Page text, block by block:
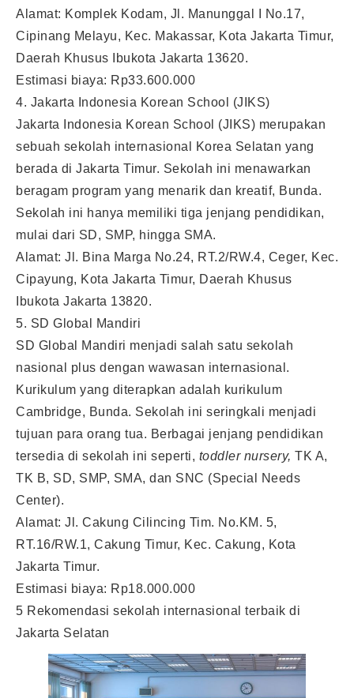
Alamat: Komplek Kodam, Jl. Manunggal I No.17,
Cipinang Melayu, Kec. Makassar, Kota Jakarta Timur,
Daerah Khusus Ibukota Jakarta 13620.
Estimasi biaya: Rp33.600.000
4. Jakarta Indonesia Korean School (JIKS)
Jakarta Indonesia Korean School (JIKS) merupakan
sebuah sekolah internasional Korea Selatan yang
berada di Jakarta Timur. Sekolah ini menawarkan
beragam program yang menarik dan kreatif, Bunda.
Sekolah ini hanya memiliki tiga jenjang pendidikan,
mulai dari SD, SMP, hingga SMA.
Alamat: Jl. Bina Marga No.24, RT.2/RW.4, Ceger, Kec.
Cipayung, Kota Jakarta Timur, Daerah Khusus
Ibukota Jakarta 13820.
5. SD Global Mandiri
SD Global Mandiri menjadi salah satu sekolah
nasional plus dengan wawasan internasional.
Kurikulum yang diterapkan adalah kurikulum
Cambridge, Bunda. Sekolah ini seringkali menjadi
tujuan para orang tua. Berbagai jenjang pendidikan
tersedia di sekolah ini seperti, toddler nursery, TK A,
TK B, SD, SMP, SMA, dan SNC (Special Needs
Center).
Alamat: Jl. Cakung Cilincing Tim. No.KM. 5,
RT.16/RW.1, Cakung Timur, Kec. Cakung, Kota
Jakarta Timur.
Estimasi biaya: Rp18.000.000
5 Rekomendasi sekolah internasional terbaik di
Jakarta Selatan